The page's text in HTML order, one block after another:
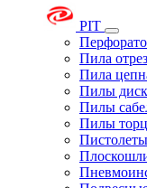
PIT
Пила
Пила
Пилы
Пилы
Пилы